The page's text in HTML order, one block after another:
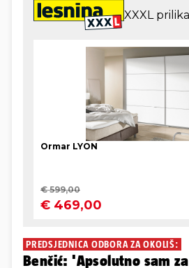
PREDSJEDNICA ODBORA ZA OKOLIŠ:
Benčić: 'Apsolutno sam za